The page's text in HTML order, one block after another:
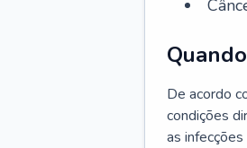
De acordo
condições
as